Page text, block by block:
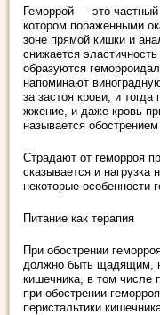
Геморрой ― это частный
котором пораженными
зоне прямой кишки и
снижается
образуются
напоминают
за застоя крови, и
жжение, и даже кровь
называется
Страдают от геморроя
сказывается и нагрузка
некоторые особенности
Питание как терапия
При обострении
должно быть щадящим,
кишечника, в том числе
при обострении
перистальтики